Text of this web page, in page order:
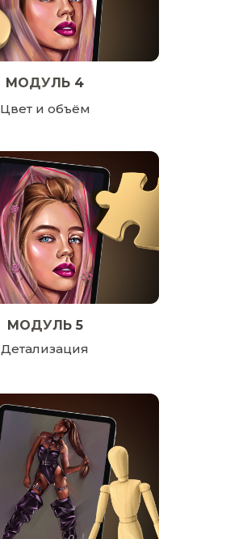
МОДУЛЬ 4
МОДУЛЬ 5
Цвет и объём
Детализация